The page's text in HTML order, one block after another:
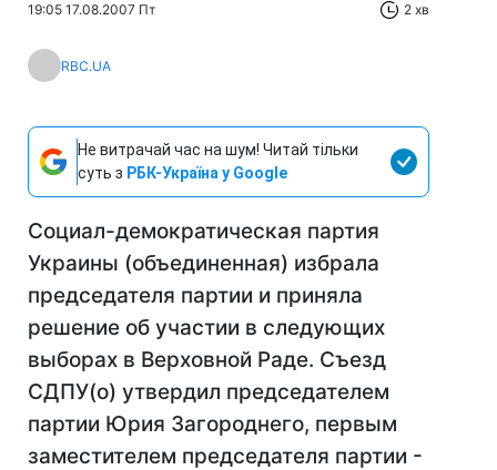
19:05 17.08.2007 Пт 2 хв
RBC.UA
Не витрачай час на шум! Читай тільки
суть з РБК-Україна у Google
Социал-демократическая партия
Украины (объединенная) избрала
председателя партии и приняла
решение об участии в следующих
выборах в Верховной Раде. Съезд
СДПУ(о) утвердил председателем
партии Юрия Загороднего, первым
заместителем председателя партии -